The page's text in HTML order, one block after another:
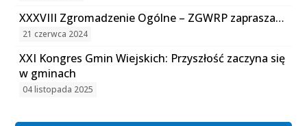
XXXVIII Zgromadzenie Ogólne – ZGWRP zaprasza…
21 czerwca 2024
XXI Kongres Gmin Wiejskich: Przyszłość zaczyna się
w gminach
04 listopada 2025